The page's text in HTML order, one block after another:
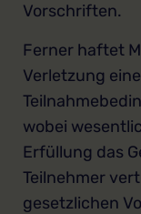
Vorschriften.
Ferner haftet
Verletzung
wobei
Erfüllung das
Teilnehmer
gesetzlichen